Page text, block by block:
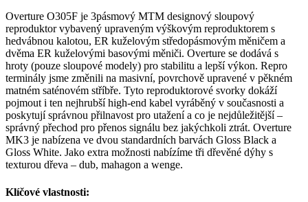
Overture O305F je 3pásmový MTM designový sloupový
reproduktor vybavený upraveným výškovým reproduktorem s
hedvábnou kalotou, ER kuželovým středopásmovým měničem a
dvěma ER kuželovými basovými měniči. Overture se dodává s
hroty (pouze sloupové modely) pro stabilitu a lepší výkon. Repro
terminály jsme změnili na masivní, povrchově upravené v pěkném
matném saténovém stříbře. Tyto reproduktorové svorky dokáží
pojmout i ten nejhrubší high-end kabel vyráběný v současnosti a
poskytují správnou přilnavost pro utažení a co je nejdůležitější –
správný přechod pro přenos signálu bez jakýchkoli ztrát. Overture
MK3 je nabízena ve dvou standardních barvách Gloss Black a
Gloss White. Jako extra možnosti nabízíme tři dřevěné dýhy s
texturou dřeva – dub, mahagon a wenge.
Klíčové vlastnosti: